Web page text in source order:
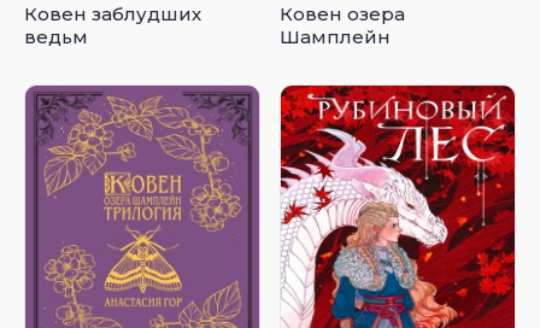
Ковен заблудших
ведьм
Ковен озера
Шамплейн